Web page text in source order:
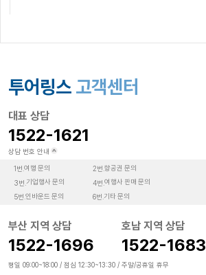
투어링스 고객센터
대표 상담
1522-1621
상담 번호 안내
1번. 여행 문의 2번. 항공권 문의
3번. 기업행사 문의 4번. 여행사 판매 문의
5번. 인바운드 문의 6번. 기타 문의
부산 지역 상담
1522-1696
호남 지역 상담
1522-1683
평일 09:00~18:00 / 점심 12:30~13:30 / 주말/공휴일 휴무